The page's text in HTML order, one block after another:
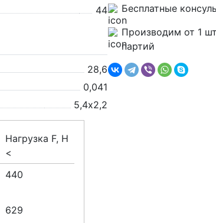
Бесплатные
Производим от 1
партий
44
28,6
0,041
5,4х2,2
Нагрузка F, H
<
440
629